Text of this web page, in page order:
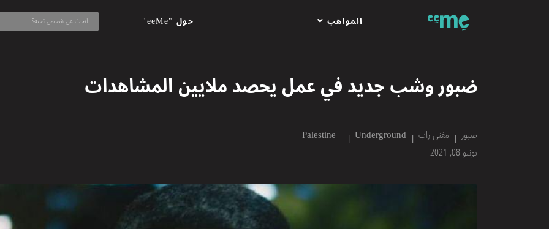
المواهب حول "eeMe"
ضبور وشب جديد في عمل يحصد ملايين المشاهدات
ضبور مغني راب Underground
Palestine
يونيو 08, 2021